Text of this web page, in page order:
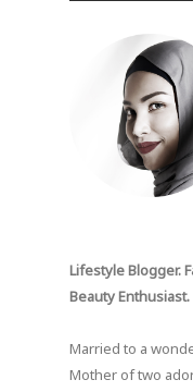
Lifestyle Blogger.
Beauty
Married to a
Mother of two